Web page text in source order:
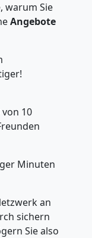
warum Sie
Angebote
von 10
Minuten
an
sichern
Sie also